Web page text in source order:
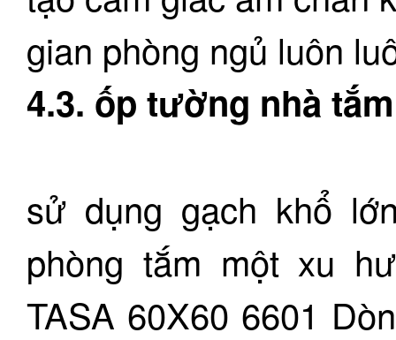
gian phòng ngủ luôn
4.3. ốp tường nhà
sử dụng gạch khổ
phòng tắm một xu
TASA 60X60 6601